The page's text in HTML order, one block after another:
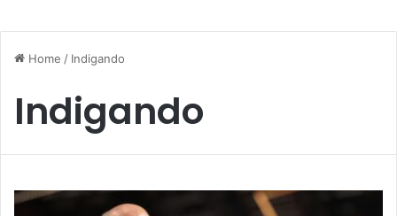
Home / Indigando
Indigando